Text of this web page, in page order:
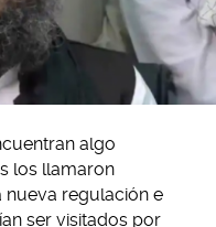
algo
los llamaron
regulación e
ser visitados por